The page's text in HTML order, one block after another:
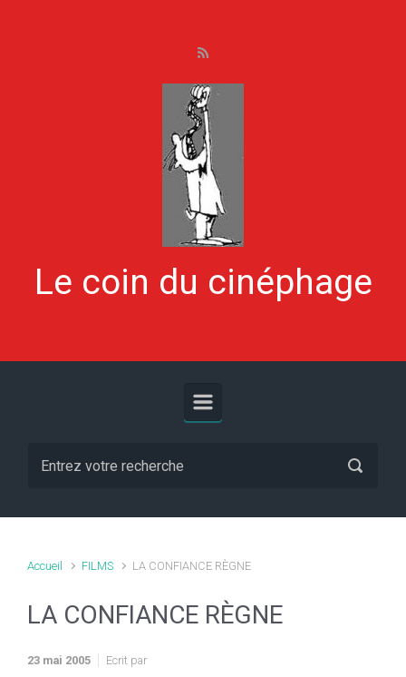
Le coin du cinéphage
Accueil FILMS LA CONFIANCE RÈGNE
LA CONFIANCE RÈGNE
23 mai 2005 Ecrit par